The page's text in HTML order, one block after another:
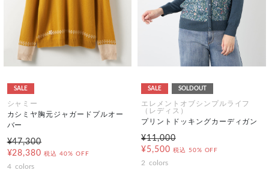
SALE
シャミー
カシミヤ胸元ジャガードプルオー
バー
¥47,300
¥28,380 税込 40% OFF
4 colors
SALE SOLDOUT
エレメントオブシンプルライフ
（レディス）
プリントドッキングカーディガン
¥11,000
¥5,500 税込 50% OFF
2 colors